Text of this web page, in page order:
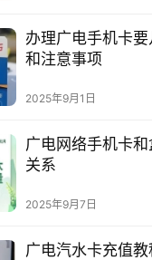
办理广电手机卡
和注意事项
2025年9月1日
广电网络手机卡
关系
2025年9月7日
广电汽水卡充值